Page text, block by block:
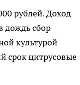
рублей. Доход
дождь сбор
культурой
срок цитрусовые